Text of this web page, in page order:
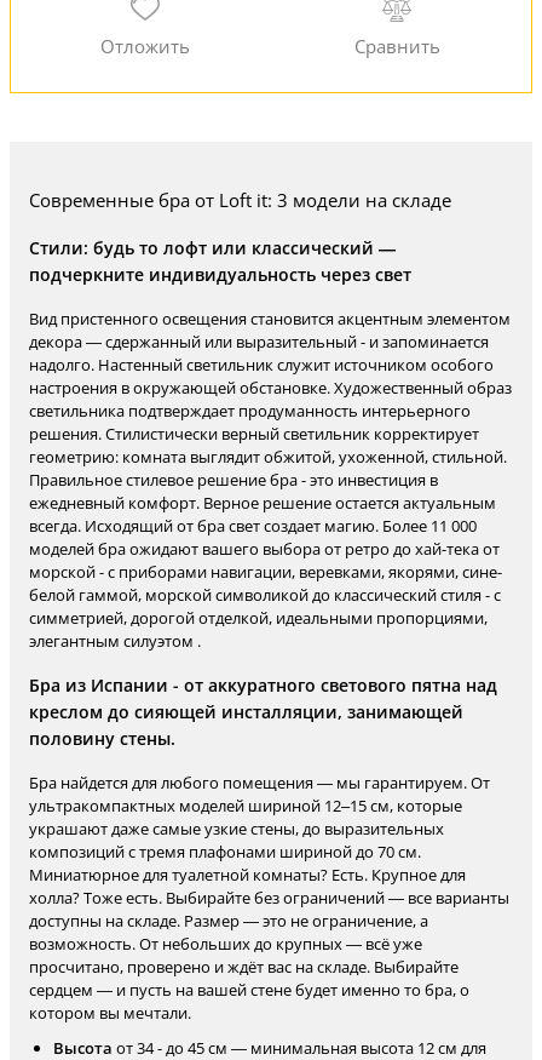
Современные бра от Loft it: 3 модели на складе
Стили: будь то лофт или классический —
подчеркните индивидуальность через свет
Вид пристенного освещения становится акцентным элементом
декора — сдержанный или выразительный - и запоминается
надолго. Настенный светильник служит источником особого
настроения в окружающей обстановке. Художественный образ
светильника подтверждает продуманность интерьерного
решения. Стилистически верный светильник корректирует
геометрию: комната выглядит обжитой, ухоженной, стильной.
Правильное стилевое решение бра - это инвестиция в
ежедневный комфорт. Верное решение остается актуальным
всегда. Исходящий от бра свет создает магию. Более 11 000
моделей бра ожидают вашего выбора от ретро до хай-тека от
морской - с приборами навигации, веревками, якорями, сине-
белой гаммой, морской символикой до классический стиля - с
симметрией, дорогой отделкой, идеальными пропорциями,
элегантным силуэтом .
Бра из Испании - от аккуратного светового пятна над
креслом до сияющей инсталляции, занимающей
половину стены.
Бра найдется для любого помещения — мы гарантируем. От
ультракомпактных моделей шириной 12–15 см, которые
украшают даже самые узкие стены, до выразительных
композиций с тремя плафонами шириной до 70 см.
Миниатюрное для туалетной комнаты? Есть. Крупное для
холла? Тоже есть. Выбирайте без ограничений — все варианты
доступны на складе. Размер — это не ограничение, а
возможность. От небольших до крупных — всё уже
просчитано, проверено и ждёт вас на складе. Выбирайте
сердцем — и пусть на вашей стене будет именно то бра, о
котором вы мечтали.
Высота от 34 - до 45 см — минимальная высота 12 см для